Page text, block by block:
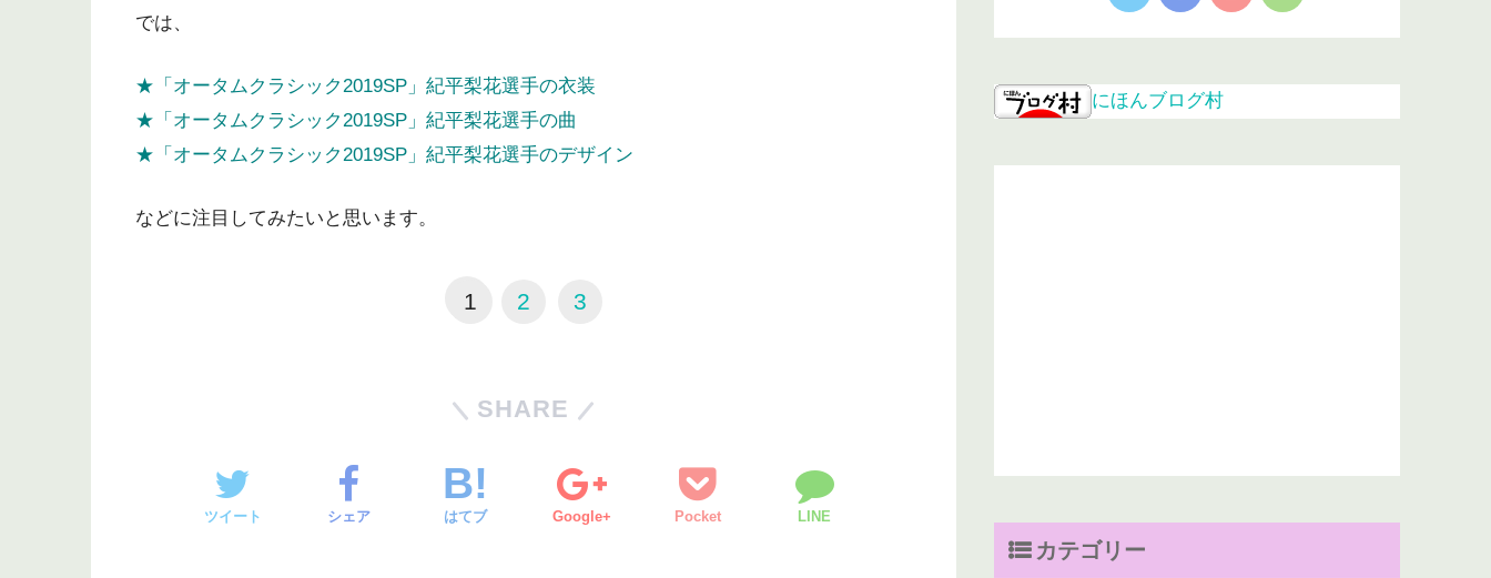
では、
★「オータムクラシック2019SP」紀平梨花選手の衣装
★「オータムクラシック2019SP」紀平梨花選手の曲
★「オータムクラシック2019SP」紀平梨花選手のデザイン
などに注目してみたいと思います。
1 2 3
SHARE
ツイート シェア はてブ Google+ Pocket LINE
にほんブログ村
カテゴリー